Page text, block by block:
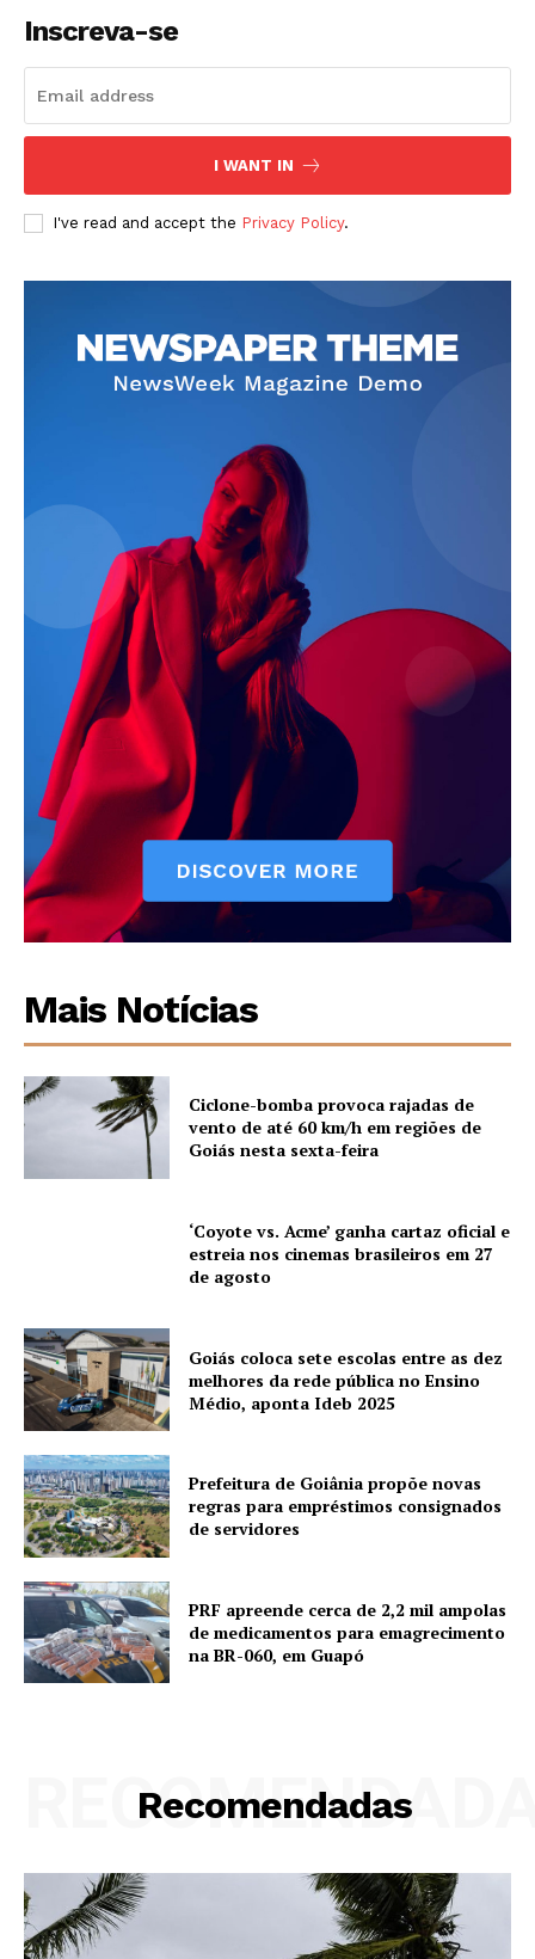
Inscreva-se
I WANT IN
I've read and accept the Privacy Policy.
Mais Notícias
Ciclone-bomba provoca rajadas de
vento de até 60 km/h em regiões de
Goiás nesta sexta-feira
‘Coyote vs. Acme’ ganha cartaz oficial e
estreia nos cinemas brasileiros em 27
de agosto
Goiás coloca sete escolas entre as dez
melhores da rede pública no Ensino
Médio, aponta Ideb 2025
Prefeitura de Goiânia propõe novas
regras para empréstimos consignados
de servidores
PRF apreende cerca de 2,2 mil ampolas
de medicamentos para emagrecimento
na BR-060, em Guapó
Recomendadas